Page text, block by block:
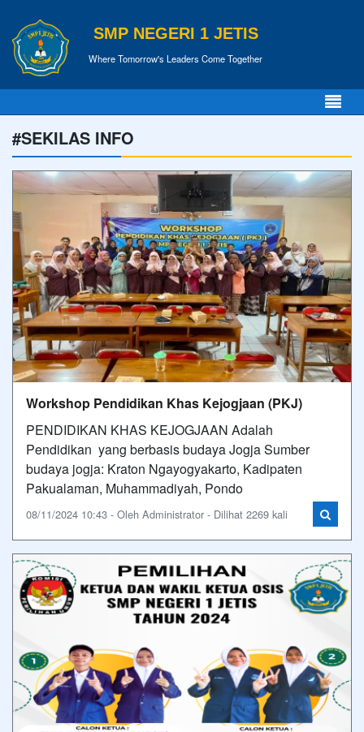
SMP NEGERI 1 JETIS
Where Tomorrow's Leaders Come Together
#SEKILAS INFO
Workshop Pendidikan Khas Kejogjaan (PKJ)
PENDIDIKAN KHAS KEJOGJAAN Adalah
Pendidikan yang berbasis budaya Jogja Sumber
budaya jogja: Kraton Ngayogyakarto, Kadipaten
Pakualaman, Muhammadiyah, Pondo
08/11/2024 10:43 - Oleh Administrator - Dilihat 2269 kali